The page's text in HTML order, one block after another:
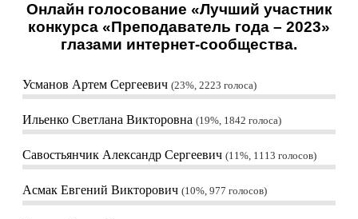
Онлайн голосование «Лучший участник
конкурса «Преподаватель года – 2023»
глазами интернет-сообщества.
Усманов Артем Сергеевич 23%, 2223 голоса
Ильенко Светлана Викторовна 19%, 1842 голоса
Савостьянчик Александр Сергеевич 11%, 1113 голосов
Асмак Евгений Викторович 10%, 977 голосов